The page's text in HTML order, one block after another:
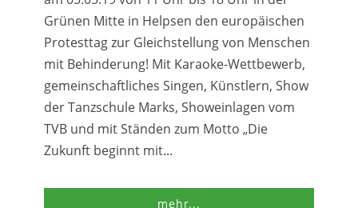
Grünen Mitte in Helpsen den europäischen
Protesttag zur Gleichstellung von Menschen
mit Behinderung! Mit Karaoke-Wettbewerb,
gemeinschaftliches Singen, Künstlern, Show
der Tanzschule Marks, Showeinlagen vom
TVB und mit Ständen zum Motto „Die
Zukunft beginnt mit...
mehr...